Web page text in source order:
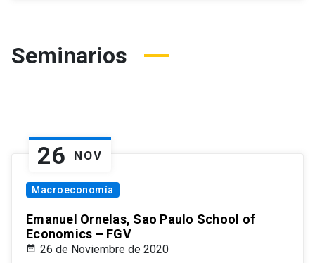
Seminarios
26 NOV
Macroeconomía
Emanuel Ornelas, Sao Paulo School of
Economics – FGV
26 de Noviembre de 2020